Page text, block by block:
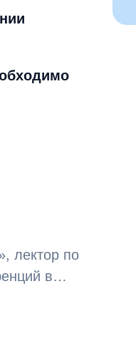
лектор по
в